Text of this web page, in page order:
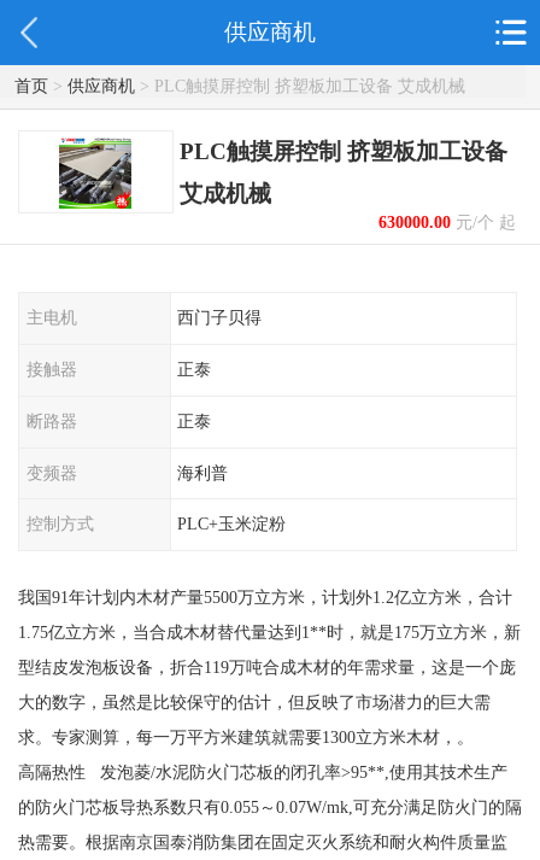
供应商机
首页> 供应商机> PLC触摸屏控制 挤塑板加工设备 艾成机械
PLC触摸屏控制 挤塑板加工设备
艾成机械
630000.00元/个 起
主电机 西门子贝得
接触器 正泰
断路器 正泰
变频器 海利普
控制方式 PLC+玉米淀粉
我国91年计划内木材产量5500万立方米，计划外1.2亿立方米，合计
1.75亿立方米，当合成木材替代量达到1**时，就是175万立方米，新
型结皮发泡板设备，折合119万吨合成木材的年需求量，这是一个庞
大的数字，虽然是比较保守的估计，但反映了市场潜力的巨大需
求。专家测算，每一万平方米建筑就需要1300立方米木材，。
高隔热性 发泡菱/水泥防火门芯板的闭孔率>95**,使用其技术生产
的防火门芯板导热系数只有0.055～0.07W/mk,可充分满足防火门的隔
热需要。根据南京国泰消防集团在固定灭火系统和耐火构件质量监